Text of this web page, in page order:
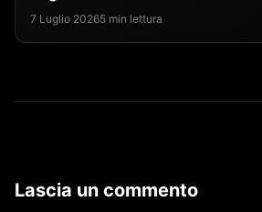
7 Luglio 20265 min lettura
Lascia un commento